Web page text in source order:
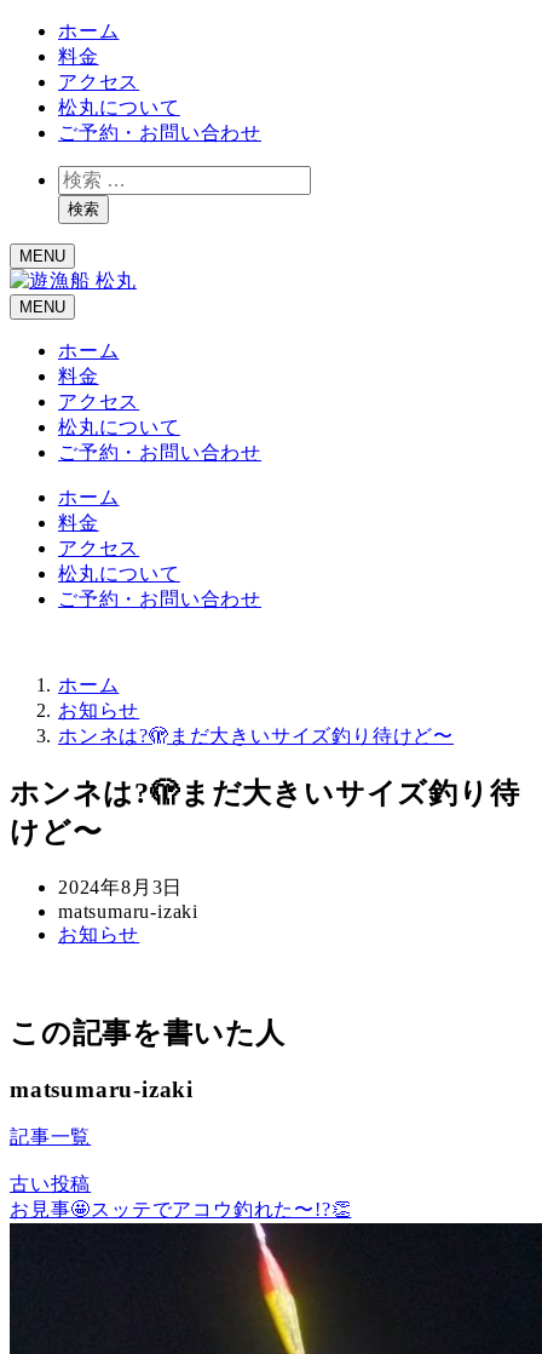
ホーム
料金
アクセス
松丸について
ご予約・お問い合わせ
検
索検索
MENU
MENU
ホーム
料金
アクセス
松丸について
ご予約・お問い合わせ
ホーム
料金
アクセス
松丸について
ご予約・お問い合わせ
ホーム
お知らせ
ホンネは?🫣まだ大きいサイズ釣り待けど〜
ホンネは?🫣まだ大きいサイズ釣り待
けど〜
投
稿
日
2024年8月3日
著
者
matsumaru-izaki
カ
ー
お知らせ
この記事を書いた人
matsumaru-izaki
記事一覧
古い投稿
お見事🤩スッテでアコウ釣れた〜!?👏